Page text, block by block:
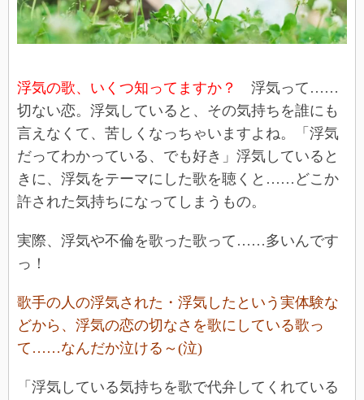
浮気の歌、いくつ知ってますか？
浮気って……
切ない恋。浮気していると、その気持ちを誰にも
言えなくて、苦しくなっちゃいますよね。「浮気
だってわかっている、でも好き」浮気していると
きに、浮気をテーマにした歌を聴くと……どこか
許された気持ちになってしまうもの。
実際、浮気や不倫を歌った歌って……多いんです
っ！
歌手の人の浮気された・浮気したという実体験な
どから、浮気の恋の切なさを歌にしている歌っ
て……なんだか泣ける～(泣)
「浮気している気持ちを歌で代弁してくれている